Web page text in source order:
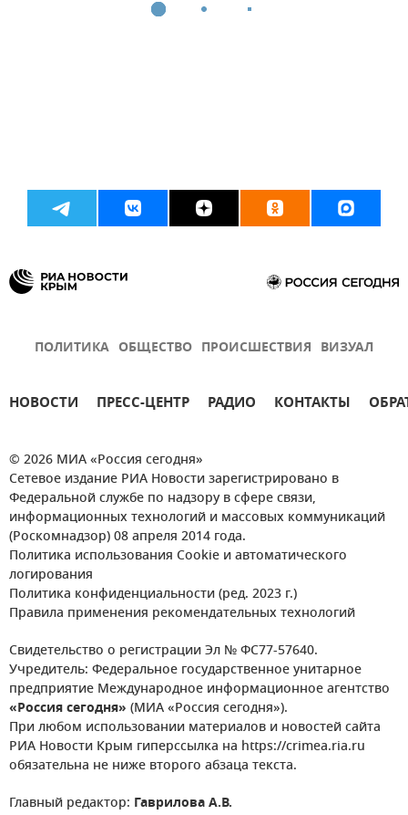
ПОЛИТИКА ОБЩЕСТВО ПРОИСШЕСТВИЯ ВИЗУАЛ
НОВОСТИ ПРЕСС-ЦЕНТР РАДИО КОНТАКТЫ
© 2026 МИА «Россия сегодня»
Сетевое издание РИА Новости зарегистрировано в
Федеральной службе по надзору в сфере связи,
информационных технологий и массовых коммуникаций
(Роскомнадзор) 08 апреля 2014 года.
Политика использования Cookie и автоматического
логирования
Политика конфиденциальности (ред. 2023 г.)
Правила применения рекомендательных технологий
Свидетельство о регистрации Эл № ФС77-57640.
Учредитель: Федеральное государственное унитарное
предприятие Международное информационное агентство
«Россия сегодня» (МИА «Россия сегодня»).
При любом использовании материалов и новостей сайта
РИА Новости Крым гиперссылка на https://crimea.ria.ru
обязательна не ниже второго абзаца текста.
Главный редактор: Гаврилова А.В.